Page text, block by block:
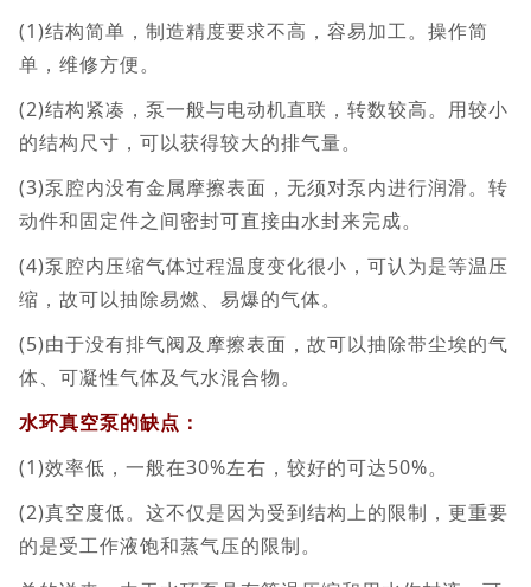
(1)结构简单，制造精度要求不高，容易加工。操作简
单，维修方便。
(2)结构紧凑，泵一般与电动机直联，转数较高。用较小
的结构尺寸，可以获得较大的排气量。
(3)泵腔内没有金属摩擦表面，无须对泵内进行润滑。转
动件和固定件之间密封可直接由水封来完成。
(4)泵腔内压缩气体过程温度变化很小，可认为是等温压
缩，故可以抽除易燃、易爆的气体。
(5)由于没有排气阀及摩擦表面，故可以抽除带尘埃的气
体、可凝性气体及气水混合物。
水环真空泵的缺点：
(1)效率低，一般在30%左右，较好的可达50%。
(2)真空度低。这不仅是因为受到结构上的限制，更重要
的是受工作液饱和蒸气压的限制。